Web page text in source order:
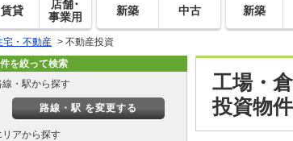
賃貸
店舗･
事業用
新築 中古 新築
宅・不動産 > 不動産投資
工場・
投資物
を絞って検索
線・駅から探す
路線・駅 を変更する
リアから探す